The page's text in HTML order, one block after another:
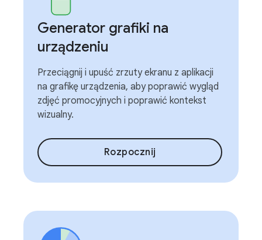
Generator grafiki na
urządzeniu
Przeciągnij i upuść zrzuty ekranu z aplikacji
na grafikę urządzenia, aby poprawić wygląd
zdjęć promocyjnych i poprawić kontekst
wizualny.
Rozpocznij